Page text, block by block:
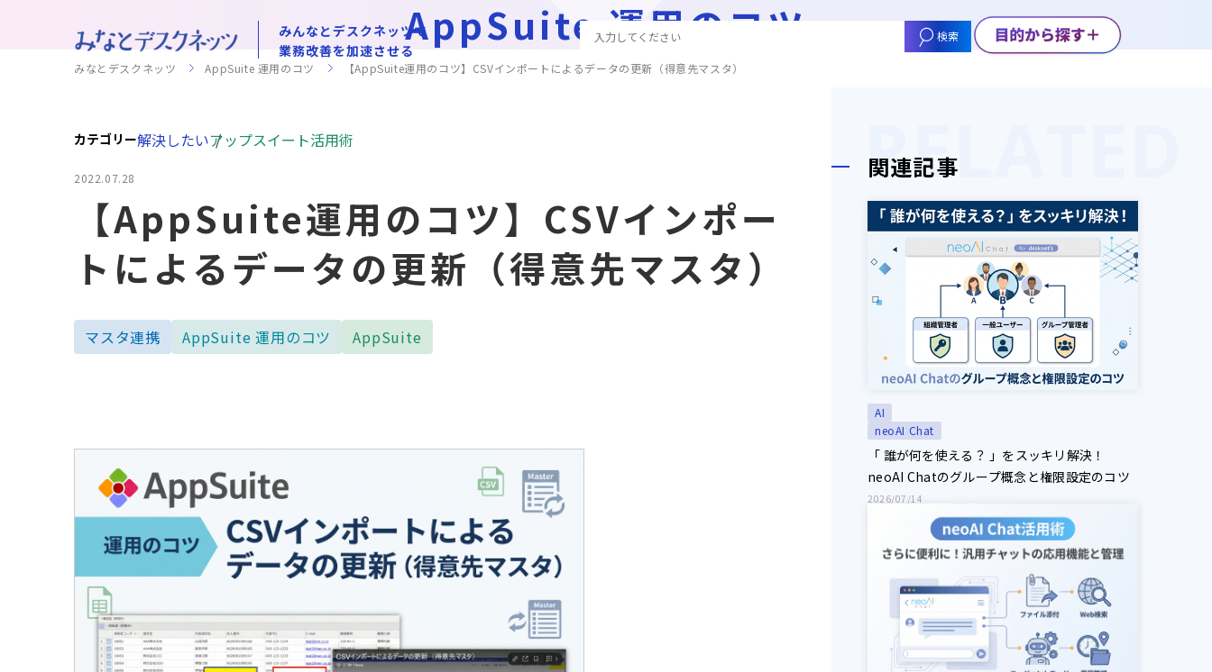
みんなとデスクネッツで
業務改善を加速させる
検索
AppSuite 運用のコツ
みなとデスクネッツ AppSuite 運用のコツ 【AppSuite運用のコツ】CSVインポートによるデータの更新（得意先マスタ）
カテゴリー解決したいアップスイート活用術
2022.07.28
【AppSuite運用のコツ】CSVインポー
トによるデータの更新（得意先マスタ）
マスタ連携 AppSuite 運用のコツ AppSuite
関連記事
AI
neoAI Chat
「 誰が何を使える？ 」をスッキリ解決！
neoAI Chatのグループ概念と権限設定のコツ
2026/07/14